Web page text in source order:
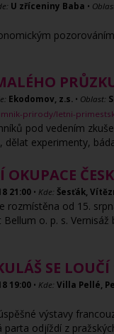
U zříceniny Baba •
Ekodomov, z.s. • Oblast:
prirody/letni-
pod vedením
experimenty,
OKUPACE
21:00 • Kde: Šesťák,
rozmístěna od 15.
o. p. s.
SE
19:00 • Kde: Villa Pellé,
výstavy
parta odjíždí z